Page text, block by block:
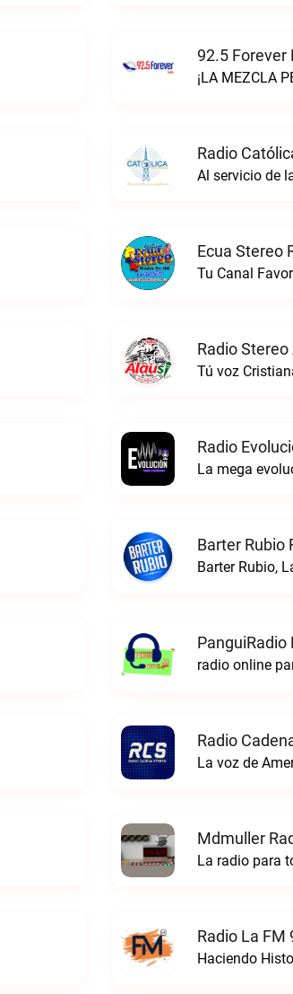
92.5 Forever
¡LA MEZCLA
Radio
Al servicio de
Ecua Stereo
Tu Canal
Radio
Tú voz
Radio
La mega
Barter Rubio
Barter Rubio,
PanguiRadio
radio online
Radio
La voz de
Mdmuller
La radio para
Radio La FM
Haciendo